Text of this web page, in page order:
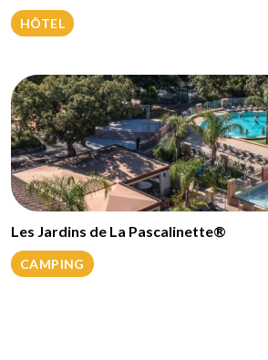
HÔTEL
Les Jardins de La Pascalinette®
CAMPING